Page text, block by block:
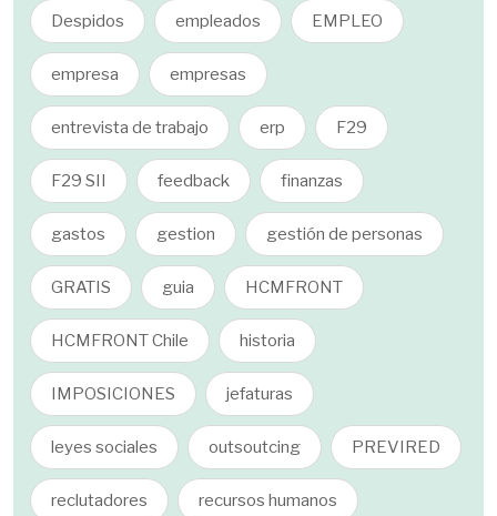
Despidos empleados EMPLEO
empresa empresas
entrevista de trabajo erp F29
F29 SII feedback finanzas
gastos gestion gestión de personas
GRATIS guia HCMFRONT
HCMFRONT Chile historia
IMPOSICIONES jefaturas
leyes sociales outsoutcing PREVIRED
reclutadores recursos humanos